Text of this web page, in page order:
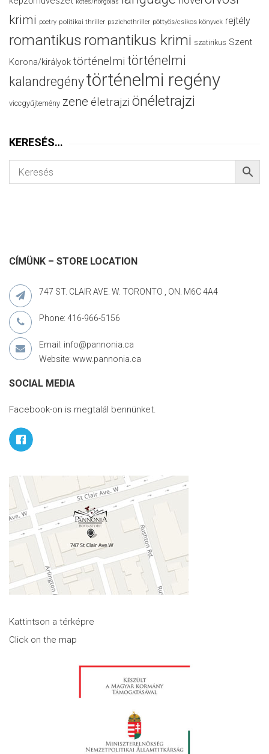
krimi poetry politikai thriller pszichothriller pöttyös/csíkos könyvek rejtély
romantikus romantikus krimi szatirikus Szent
Korona/királyok történelmi történelmi
kalandregénytörténelmi regény
viccgyűjtemény zene életrajzi önéletrajzi
KERESÉS…
CÍMÜNK – STORE LOCATION
747 ST. CLAIR AVE. W. TORONTO , ON. M6C 4A4
Phone: 416-966-5156
Email: info@pannonia.ca
Website: www.pannonia.ca
SOCIAL MEDIA
Facebook-on is megtalál bennünket.
Kattintson a térképre
Click on the map